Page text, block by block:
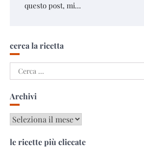
questo post, mi…
cerca la ricetta
Ricerca
per:
Archivi
Archivi
le ricette più cliccate